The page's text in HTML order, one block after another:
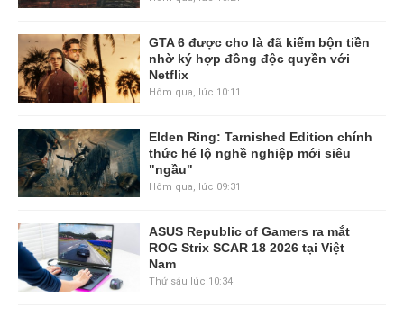
GTA 6 được cho là đã kiếm bộn tiền
nhờ ký hợp đồng độc quyền với
Netflix
Hôm qua, lúc 10:11
Elden Ring: Tarnished Edition chính
thức hé lộ nghề nghiệp mới siêu
"ngầu"
Hôm qua, lúc 09:31
ASUS Republic of Gamers ra mắt
ROG Strix SCAR 18 2026 tại Việt
Nam
Thứ sáu lúc 10:34